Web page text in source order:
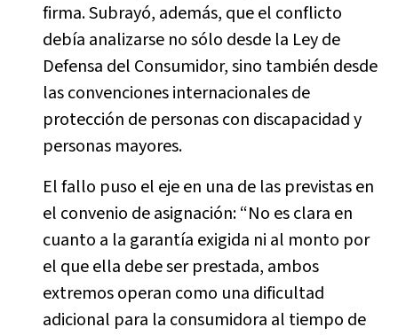
firma. Subrayó, además, que el conflicto
debía analizarse no sólo desde la Ley de
Defensa del Consumidor, sino también desde
las convenciones internacionales de
protección de personas con discapacidad y
personas mayores.
El fallo puso el eje en una de las previstas en
el convenio de asignación: “No es clara en
cuanto a la garantía exigida ni al monto por
el que ella debe ser prestada, ambos
extremos operan como una dificultad
adicional para la consumidora al tiempo de